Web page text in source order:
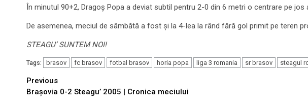
În minutul 90+2, Dragoş Popa a deviat subtil pentru 2-0 din 6 metri o centrare pe jos
De asemenea, meciul de sâmbătă a fost şi la 4-lea la rând fără gol primit pe teren
STEAGU’ SUNTEM NOI!
Tags: brasov fc brasov fotbal brasov horia popa liga 3 romania sr brasov steagul
Continue
Reading
Previous
Braşovia 0-2 Steagu’ 2005 | Cronica meciului